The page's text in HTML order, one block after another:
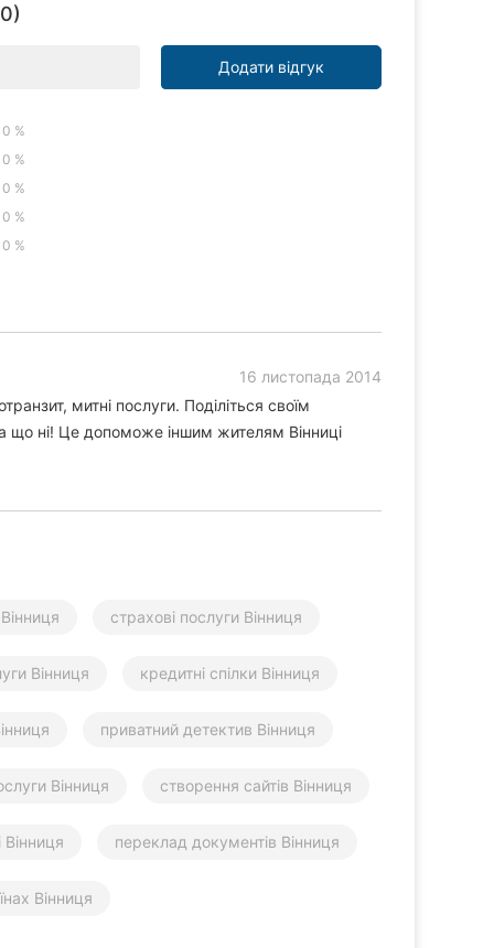
Додати відгук
0 %
0 %
0 %
0 %
0 %
16 листопада 2014
митні послуги. Поділіться своїм
що ні! Це допоможе іншим жителям Вінниці
страхові послуги Вінниця
Вінниця кредитні спілки Вінниця
приватний детектив Вінниця
Вінниця створення сайтів Вінниця
Вінниця переклад документів Вінниця
Вінниця